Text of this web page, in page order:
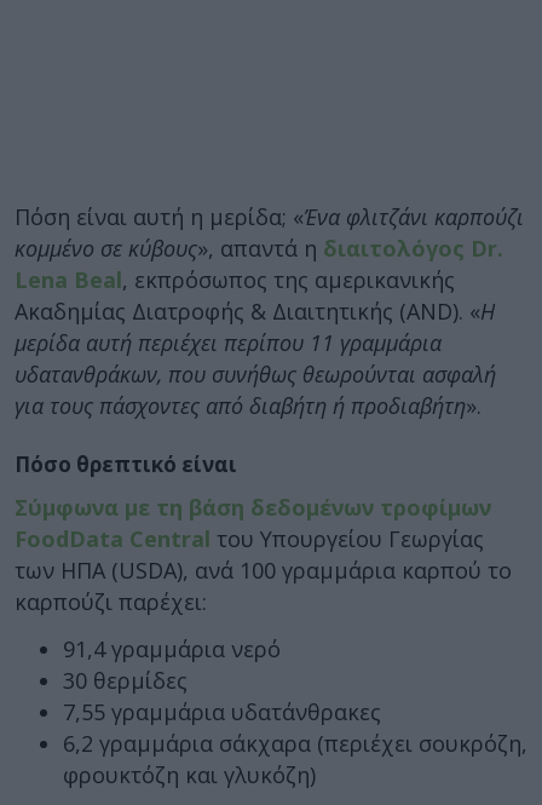
Πόση είναι αυτή η μερίδα; «Ένα φλιτζάνι καρπούζι
κομμένο σε κύβους», απαντά η διαιτολόγος Dr.
Lena Beal, εκπρόσωπος της αμερικανικής
Ακαδημίας Διατροφής & Διαιτητικής (AND). «Η
μερίδα αυτή περιέχει περίπου 11 γραμμάρια
υδατανθράκων, που συνήθως θεωρούνται ασφαλή
για τους πάσχοντες από διαβήτη ή προδιαβήτη».
Πόσο θρεπτικό είναι
Σύμφωνα με τη βάση δεδομένων τροφίμων
FoodData Central του Υπουργείου Γεωργίας
των ΗΠΑ (USDA), ανά 100 γραμμάρια καρπού το
καρπούζι παρέχει:
91,4 γραμμάρια νερό
30 θερμίδες
7,55 γραμμάρια υδατάνθρακες
6,2 γραμμάρια σάκχαρα (περιέχει σουκρόζη,
φρουκτόζη και γλυκόζη)